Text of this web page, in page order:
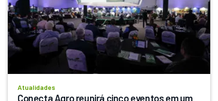
Atualidades
Conecta Agro reunirá cinco eventos em um